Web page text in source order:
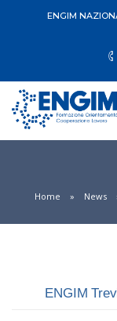
ENGIM
Home News
ENGIM